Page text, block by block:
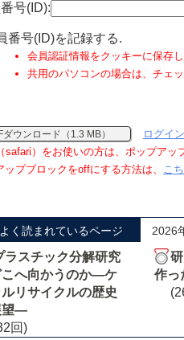
号(ID):
番号(ID)を記録する.
会員認証情報をクッキーに保存
共用のパソコンの場合は、チェ
ダウンロード（1.3 MB）
ログイ
safari）をお使いの方は、ポップアッ
ップブロックをoffにする方法は、 こ
よく読まれているページ 2026
ラスチック分解研究
こへ向かうのか―ケ
ルリサイクルの歴史
望―
回)
作っ